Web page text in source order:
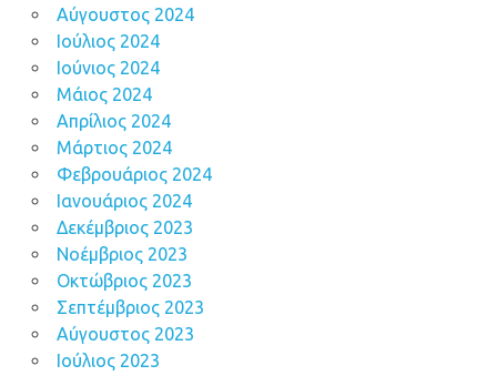
Αύγουστος 2024
Ιούλιος 2024
Ιούνιος 2024
Μάιος 2024
Απρίλιος 2024
Μάρτιος 2024
Φεβρουάριος 2024
Ιανουάριος 2024
Δεκέμβριος 2023
Νοέμβριος 2023
Οκτώβριος 2023
Σεπτέμβριος 2023
Αύγουστος 2023
Ιούλιος 2023